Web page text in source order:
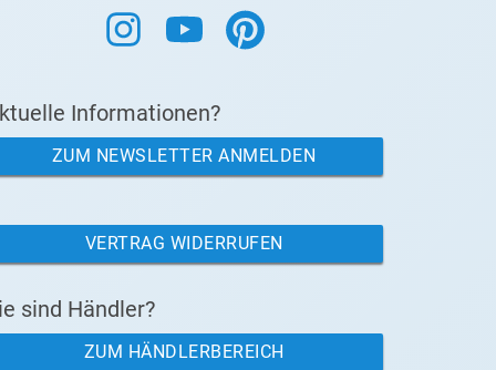
Informationen?
ZUM NEWSLETTER ANMELDEN
VERTRAG WIDERRUFEN
sind Händler?
ZUM HÄNDLERBEREICH